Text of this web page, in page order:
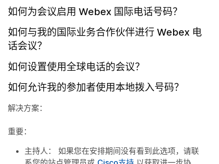
如何为会议启用 Webex 国际电话号码？
如何与我的国际业务合作伙伴进行 Webex 电
话会议？
如何设置使用全球电话的会议？
如何允许我的参加者使用本地拨入号码？
解决方案：
重要：
主持人：
如果您在安排期间没有看到此选项，请联